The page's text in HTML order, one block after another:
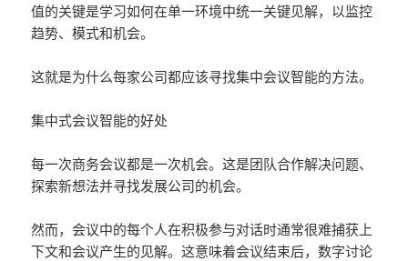
值的关键是学习如何在单一环境中统一关键见解，以监控
趋势、模式和机会。
这就是为什么每家公司都应该寻找集中会议智能的方法。
集中式会议智能的好处
每一次商务会议都是一次机会。这是团队合作解决问题、
探索新想法并寻找发展公司的机会。
然而，会议中的每个人在积极参与对话时通常很难捕获上
下文和会议产生的见解。这意味着会议结束后，数字讨论